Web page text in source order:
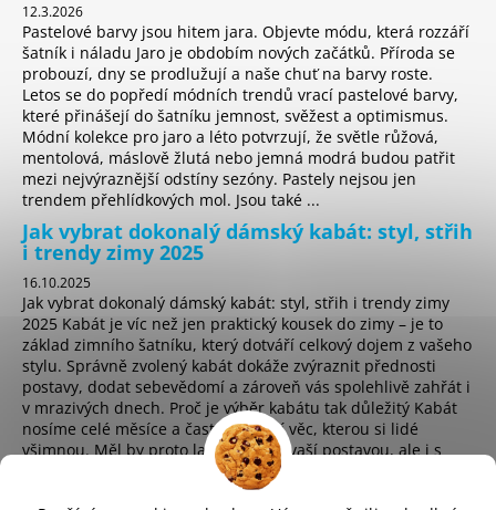
12.3.2026
Pastelové barvy jsou hitem jara. Objevte módu, která rozzáří
šatník i náladu Jaro je obdobím nových začátků. Příroda se
probouzí, dny se prodlužují a naše chuť na barvy roste.
Letos se do popředí módních trendů vrací pastelové barvy,
které přinášejí do šatníku jemnost, svěžest a optimismus.
Módní kolekce pro jaro a léto potvrzují, že světle růžová,
mentolová, máslově žlutá nebo jemná modrá budou patřit
mezi nejvýraznější odstíny sezóny. Pastely nejsou jen
trendem přehlídkových mol. Jsou také ...
Jak vybrat dokonalý dámský kabát: styl, střih
i trendy zimy 2025
16.10.2025
Jak vybrat dokonalý dámský kabát: styl, střih i trendy zimy
2025 Kabát je víc než jen praktický kousek do zimy – je to
základ zimního šatníku, který dotváří celkový dojem z vašeho
stylu. Správně zvolený kabát dokáže zvýraznit přednosti
postavy, dodat sebevědomí a zároveň vás spolehlivě zahřát i
v mrazivých dnech. Proč je výběr kabátu tak důležitý Kabát
nosíme celé měsíce a často je první věc, kterou si lidé
všimnou. Měl by proto ladit nejen s vaší postavou, ale i s
osobním stylem a životním t...